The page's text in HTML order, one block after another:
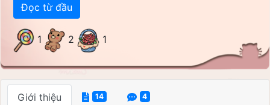
Đọc từ đầu
1 2 1
Giới thiệu 14 4